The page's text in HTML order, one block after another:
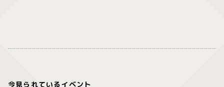
今見られているイベント